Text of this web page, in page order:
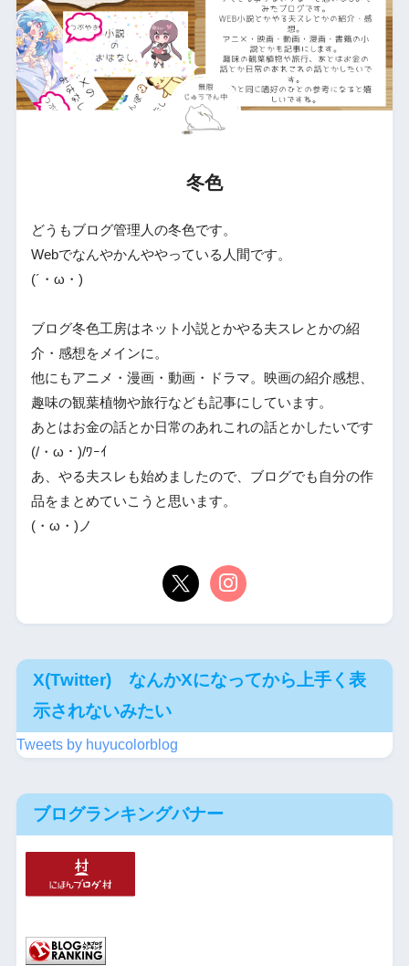
冬色
どうもブログ管理人の冬色です。
Webでなんやかんややっている人間です。
(´・ω・)
ブログ冬色工房はネット小説とかやる夫スレとかの紹
介・感想をメインに。
他にもアニメ・漫画・動画・ドラマ。映画の紹介感想、
趣味の観葉植物や旅行なども記事にしています。
あとはお金の話とか日常のあれこれの話とかしたいです
(/・ω・)/ﾜｰｲ
あ、やる夫スレも始めましたので、ブログでも自分の作
品をまとめていこうと思います。
(・ω・)ノ
X(Twitter) なんかXになってから上手く表
示されないみたい
Tweets by huyucolorblog
ブログランキングバナー